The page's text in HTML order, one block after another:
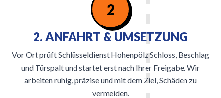
2
2. ANFAHRT & UMSETZUNG
Vor Ort prüft Schlüsseldienst Hohenpölz Schloss, Beschlag
und Türspalt und startet erst nach Ihrer Freigabe. Wir
arbeiten ruhig, präzise und mit dem Ziel, Schäden zu
vermeiden.